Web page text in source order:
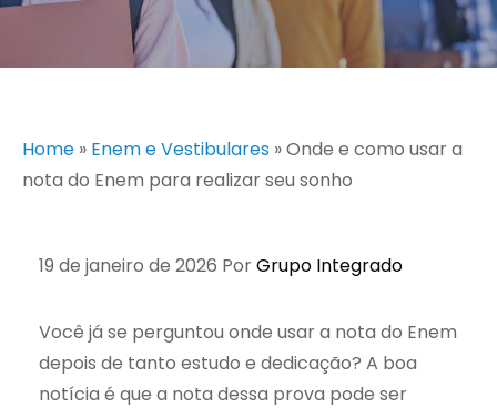
Home » Enem e Vestibulares »Onde e como usar a
nota do Enem para realizar seu sonho
19 de janeiro de 2026 PorGrupo Integrado
Você já se perguntou onde usar a nota do Enem
depois de tanto estudo e dedicação? A boa
notícia é que a nota dessa prova pode ser